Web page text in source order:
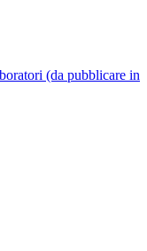
(da pubblicare in